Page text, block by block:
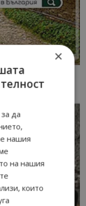
×
да
нашия
на нашия
които